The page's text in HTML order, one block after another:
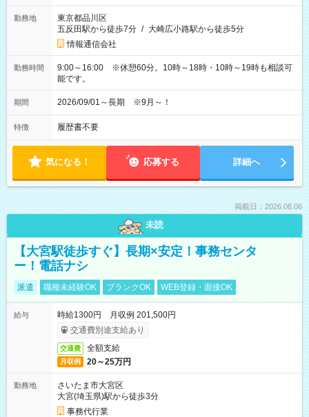
勤務地
東京都品川区
五反田駅から徒歩7分 / 大崎広小路駅から徒歩5分
情報通信会社
勤務時間
9:00～16:00 ※休憩60分。10時～18時・10時～19時も相談可
能です。
期間 2026/09/01～長期 ※9月～！
特徴 履歴書不要
気になる！ 応募する 詳細へ
掲載日：2026.08.06
未読
【大宮駅徒歩すぐ】長期×安定！事務センタ
ー！電話ナシ
派遣 職種未経験OK ブランクOK WEB登録・面接OK
給与
時給1300円 月収例 201,500円
交通費別途支給あり
交通費 全額支給
月収例 20～25万円
勤務地
さいたま市大宮区
大宮(埼玉県)駅から徒歩3分
事務代行業